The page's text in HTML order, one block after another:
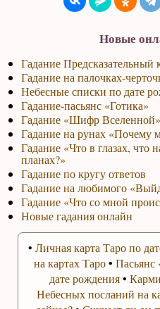
Новые
Гадание Предсказательный
Гадание на палочках-
Небесные списки по дате
Гадание-пасьянс «Готика»
Гадание «Шифр Вселенной»
Гадание на рунах «Почему
Гадание «Что в глазах, что
планах?»
Гадание по кругу ответов
Гадание на любимого
Гадание «Что со мной
Новые гадания онлайн
• Личная карта Таро по
на картах Таро• Пасьянс
дате рождения•
Небесных посланий на